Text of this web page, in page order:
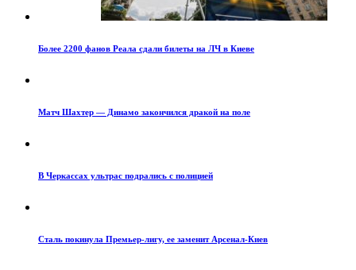
Более 2200 фанов Реала сдали билеты на ЛЧ в Киеве
Матч Шахтер — Динамо закончился дракой на поле
В Черкассах ультрас подрались с полицией
Сталь покинула Премьер-лигу, ее заменит Арсенал-Киев